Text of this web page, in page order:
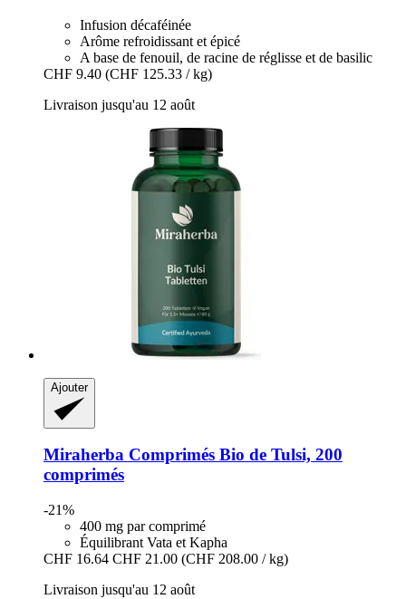
Infusion décaféinée
Arôme refroidissant et épicé
A base de fenouil, de racine de réglisse et de basilic
CHF 9.40 (CHF 125.33 / kg)
Livraison jusqu'au 12 août
Ajouter
Miraherba Comprimés Bio de Tulsi, 200
comprimés
-21%
400 mg par comprimé
Équilibrant Vata et Kapha
CHF 16.64 CHF 21.00 (CHF 208.00 / kg)
Livraison jusqu'au 12 août